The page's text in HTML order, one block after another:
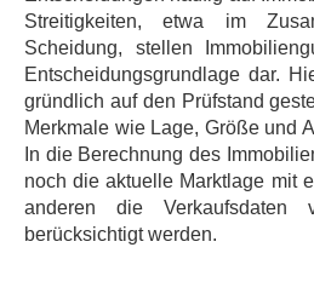
Streitigkeiten, etwa im
Scheidung, stellen
Entscheidungsgrundlage dar.
gründlich auf den Prüfstand
Merkmale wie Lage, Größe und
In die Berechnung des
noch die aktuelle Marktlage mit
anderen die Verkaufsdaten
berücksichtigt werden.